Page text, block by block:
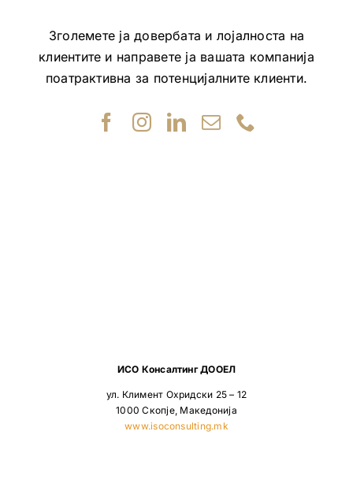
Зголемете ја довербата и лојалноста на
клиентите и направете ја вашата компанија
поатрактивна за потенцијалните клиенти.
ИСО Консалтинг ДООЕЛ
ул. Климент Охридски 25 – 12
1000 Скопје, Македонија
www.isoconsulting.mk